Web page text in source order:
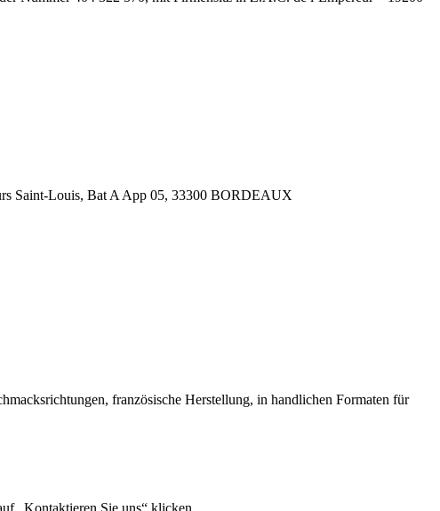
Saint-Louis, Bat A App 05, 33300 BORDEAUX
französische Herstellung, in handlichen Formaten für
„Kontaktieren Sie uns“ klicken.